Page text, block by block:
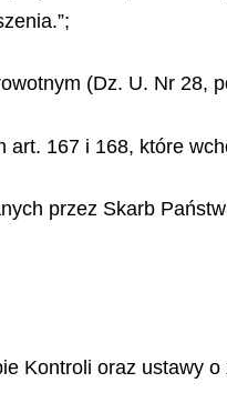
(Dz. U. Nr 28,
167 i 168, które
przez Skarb
Kontroli oraz ustawy